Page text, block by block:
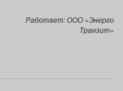
Работает: ООО «Энерго
Транзит»